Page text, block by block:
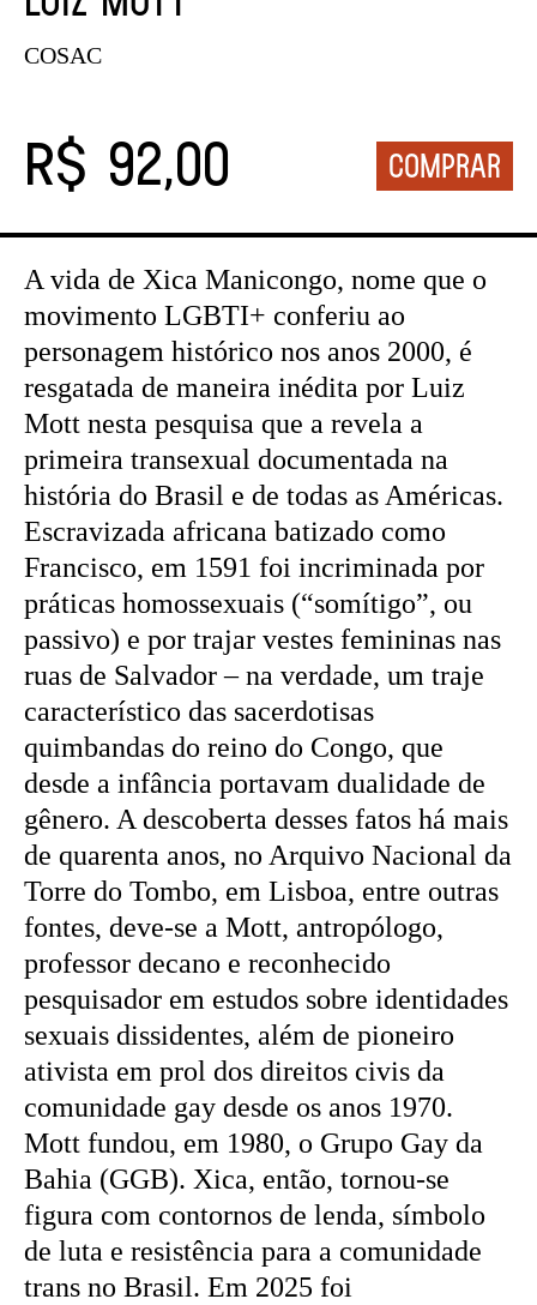
COSAC
R$ 92,00
A vida de Xica Manicongo, nome que o
movimento LGBTI+ conferiu ao
personagem histórico nos anos 2000, é
resgatada de maneira inédita por Luiz
Mott nesta pesquisa que a revela a
primeira transexual documentada na
história do Brasil e de todas as Américas.
Escravizada africana batizado como
Francisco, em 1591 foi incriminada por
práticas homossexuais (“somítigo”, ou
passivo) e por trajar vestes femininas nas
ruas de Salvador – na verdade, um traje
característico das sacerdotisas
quimbandas do reino do Congo, que
desde a infância portavam dualidade de
gênero. A descoberta desses fatos há mais
de quarenta anos, no Arquivo Nacional da
Torre do Tombo, em Lisboa, entre outras
fontes, deve-se a Mott, antropólogo,
professor decano e reconhecido
pesquisador em estudos sobre identidades
sexuais dissidentes, além de pioneiro
ativista em prol dos direitos civis da
comunidade gay desde os anos 1970.
Mott fundou, em 1980, o Grupo Gay da
Bahia (GGB). Xica, então, tornou-se
figura com contornos de lenda, símbolo
de luta e resistência para a comunidade
trans no Brasil. Em 2025 foi